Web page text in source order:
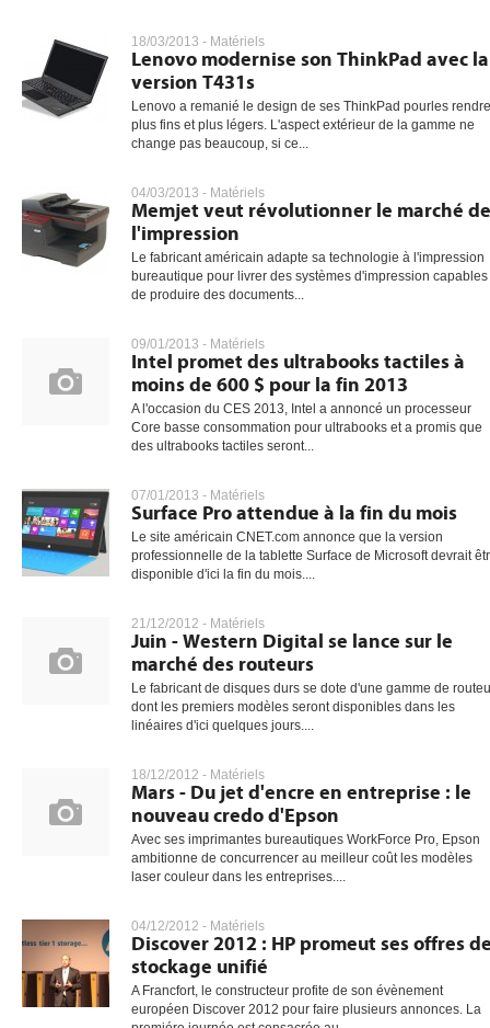
18/03/2013 - Matériels
Lenovo modernise son ThinkPad avec la
version T431s
Lenovo a remanié le design de ses ThinkPad pourles rendre
plus fins et plus légers. L'aspect extérieur de la gamme ne
change pas beaucoup, si ce...
04/03/2013 - Matériels
Memjet veut révolutionner le marché de
l'impression
Le fabricant américain adapte sa technologie à l'impression
bureautique pour livrer des systèmes d'impression capables
de produire des documents...
09/01/2013 - Matériels
Intel promet des ultrabooks tactiles à
moins de 600 $ pour la fin 2013
A l'occasion du CES 2013, Intel a annoncé un processeur
Core basse consommation pour ultrabooks et a promis que
des ultrabooks tactiles seront...
07/01/2013 - Matériels
Surface Pro attendue à la fin du mois
Le site américain CNET.com annonce que la version
professionnelle de la tablette Surface de Microsoft devrait
disponible d'ici la fin du mois....
21/12/2012 - Matériels
Juin - Western Digital se lance sur le
marché des routeurs
Le fabricant de disques durs se dote d'une gamme de
dont les premiers modèles seront disponibles dans les
linéaires d'ici quelques jours....
18/12/2012 - Matériels
Mars - Du jet d'encre en entreprise : le
nouveau credo d'Epson
Avec ses imprimantes bureautiques WorkForce Pro, Epson
ambitionne de concurrencer au meilleur coût les modèles
laser couleur dans les entreprises....
04/12/2012 - Matériels
Discover 2012 : HP promeut ses offres
stockage unifié
A Francfort, le constructeur profite de son évènement
européen Discover 2012 pour faire plusieurs annonces. La